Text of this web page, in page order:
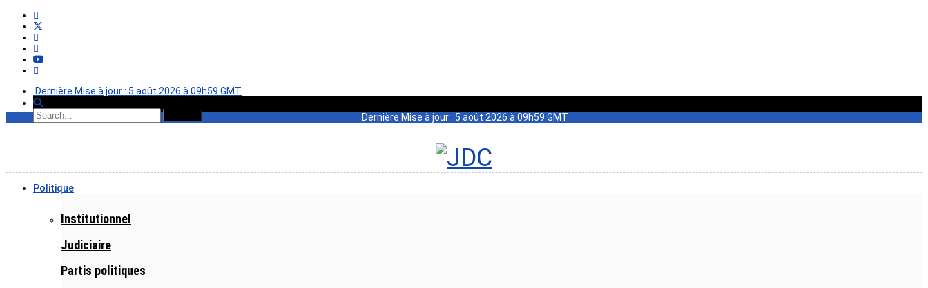
Dernière Mise à jour : 5 août 2026 à 09h59 GMT
Dernière Mise à jour : 5 août 2026 à 09h59 GMT
Politique
Institutionnel
Judiciaire
Partis politiques